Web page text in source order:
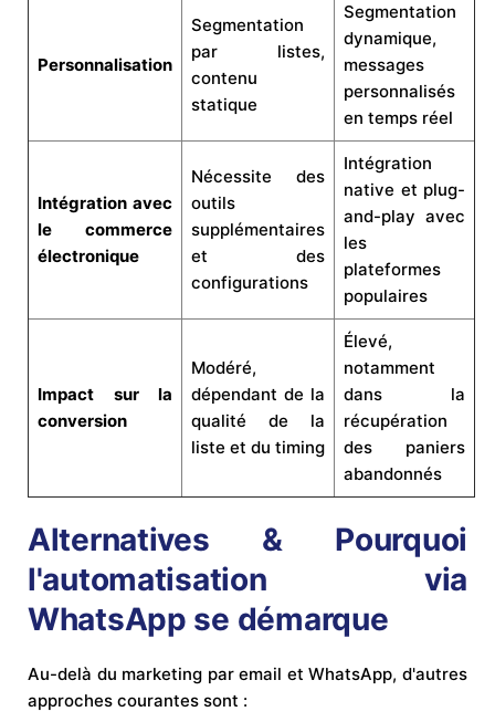
Personnalisation
Segmentation
par listes,
contenu
statique
Segmentation
dynamique,
messages
personnalisés
en temps réel
Intégration avec
le commerce
électronique
Nécessite des
outils
supplémentaires
et des
configurations
Intégration
native et plug-
and-play avec
les
plateformes
populaires
Impact sur la
conversion
Modéré,
dépendant de la
qualité de la
liste et du timing
Élevé,
notamment
dans la
récupération
des paniers
abandonnés
Alternatives & Pourquoi
l'automatisation via
WhatsApp se démarque
Au-delà du marketing par email et WhatsApp, d'autres
approches courantes sont :